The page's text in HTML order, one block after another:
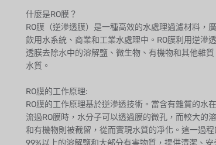
什麼是RO膜？
RO膜（逆滲透膜）是一種高效的水處理過濾材料，
飲用水系統、商業和工業水處理中。RO膜利用逆滲
透膜去除水中的溶解鹽、微生物、有機物和其他雜
水質。
RO膜的工作原理:
RO膜的工作原理基於逆滲透技術。當含有雜質的水
流過RO膜時，水分子可以透過膜的微孔，而較大的
和有機物則被截留，從而實現水質的凈化。這一過
99%以上的溶解鹽和大部分有害物質，提供清潔、安